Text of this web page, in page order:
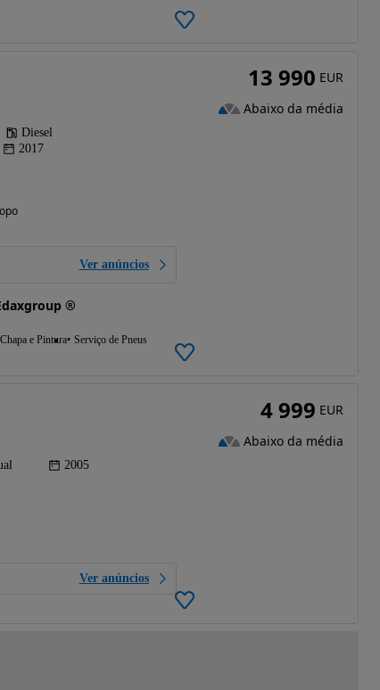
Diesel
2017
Ver anúncios
®
Chapa e Pintura Serviço de Pneus
13 990 EUR
Abaixo da média
2005
Ver anúncios
4 999 EUR
Abaixo da média